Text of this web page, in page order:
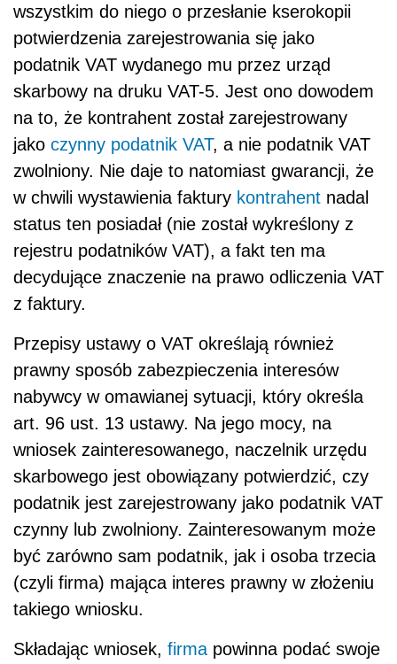
wszystkim do niego o przesłanie kserokopii
potwierdzenia zarejestrowania się jako
podatnik VAT wydanego mu przez urząd
skarbowy na druku VAT-5. Jest ono dowodem
na to, że kontrahent został zarejestrowany
jako czynny podatnik VAT, a nie podatnik VAT
zwolniony. Nie daje to natomiast gwarancji, że
w chwili wystawienia faktury kontrahent nadal
status ten posiadał (nie został wykreślony z
rejestru podatników VAT), a fakt ten ma
decydujące znaczenie na prawo odliczenia VAT
z faktury.
Przepisy ustawy o VAT określają również
prawny sposób zabezpieczenia interesów
nabywcy w omawianej sytuacji, który określa
art. 96 ust. 13 ustawy. Na jego mocy, na
wniosek zainteresowanego, naczelnik urzędu
skarbowego jest obowiązany potwierdzić, czy
podatnik jest zarejestrowany jako podatnik VAT
czynny lub zwolniony. Zainteresowanym może
być zarówno sam podatnik, jak i osoba trzecia
(czyli firma) mająca interes prawny w złożeniu
takiego wniosku.
Składając wniosek, firma powinna podać swoje